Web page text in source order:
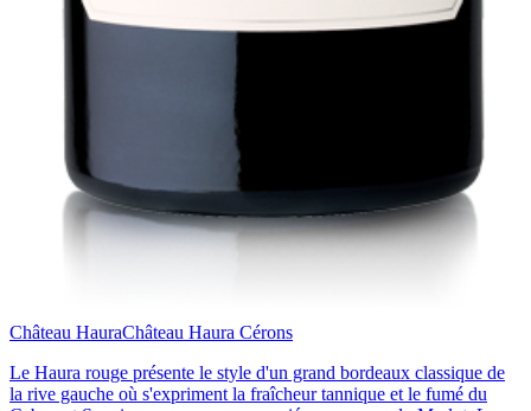
Château HauraChâteau Haura Cérons
Le Haura rouge présente le style d'un grand bordeaux classique de
la rive gauche où s'expriment la fraîcheur tannique et le fumé du